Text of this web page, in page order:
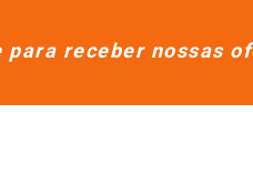
para receber nossas